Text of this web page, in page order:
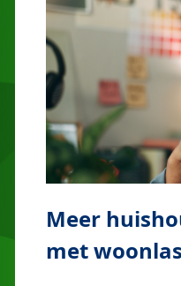
Meer
met